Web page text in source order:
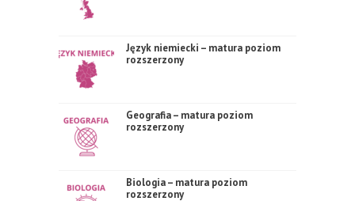
Język niemiecki – matura poziom
rozszerzony
Geografia – matura poziom
rozszerzony
Biologia – matura poziom
rozszerzony